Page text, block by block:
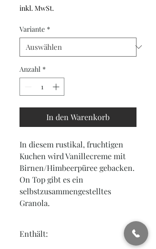
inkl. MwSt.
Variante *
Anzahl *
In den Warenkorb
In diesem rustikal, fruchtigen
Kuchen wird Vanillecreme mit
Birnen/Himbeerpüree gebacken.
On Top gibt es ein
selbstzusammengestelltes
Granola.
Enthält: